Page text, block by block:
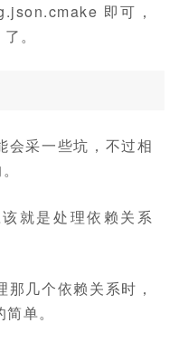
即可，
。
会采一些坑，不过相
就是处理依赖关系
几个依赖关系时，
单。